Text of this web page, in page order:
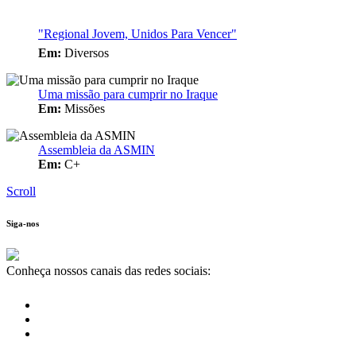
"Regional Jovem, Unidos Para Vencer"
Em: Diversos
Uma missão para cumprir no Iraque
Em: Missões
Assembleia da ASMIN
Em: C+
Scroll
Siga-nos
Conheça nossos canais das redes sociais: